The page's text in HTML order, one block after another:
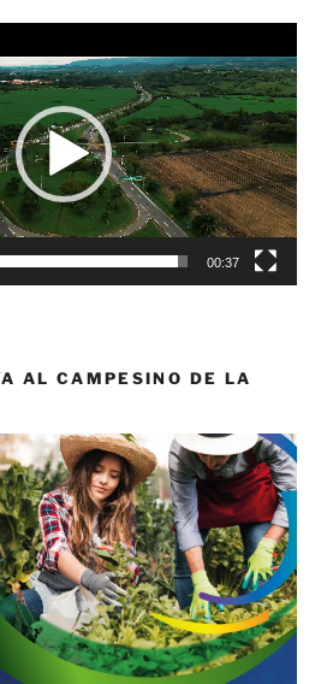
00:37
AL CAMPESINO DE LA